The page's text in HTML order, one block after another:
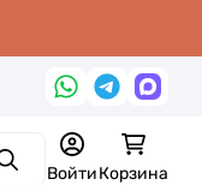
ПоискВойтиКорзина